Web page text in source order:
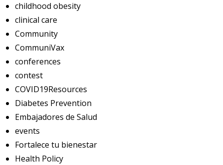
childhood obesity
clinical care
Community
CommuniVax
conferences
contest
COVID19Resources
Diabetes Prevention
Embajadores de Salud
events
Fortalece tu bienestar
Health Policy